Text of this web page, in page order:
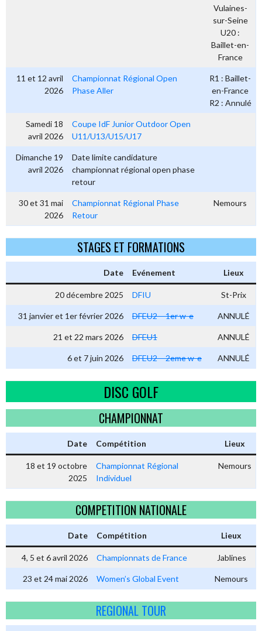
Vulaines-
sur-Seine
U20 :
Baillet-en-
France
11 et 12 avril
2026
Championnat Régional Open
Phase Aller
R1 : Baillet-
en-France
R2 : Annulé
Samedi 18
avril 2026
Coupe IdF Junior Outdoor Open
U11/U13/U15/U17
Dimanche 19
avril 2026
Date limite candidature
championnat régional open phase
retour
30 et 31 mai
2026
Championnat Régional Phase
Retour
Nemours
STAGES ET FORMATIONS
Date Evénement Lieux
20 décembre 2025 DFIU St-Prix
31 janvier et 1er février 2026 DFEU2 – 1er w-e ANNULÉ
21 et 22 mars 2026 DFEU1 ANNULÉ
6 et 7 juin 2026 DFEU2 – 2eme w-e ANNULÉ
DISC GOLF
CHAMPIONNAT
Date Compétition Lieux
18 et 19 octobre
2025
Championnat Régional
Individuel
Nemours
COMPETITION NATIONALE
Date Compétition Lieux
4, 5 et 6 avril 2026 Championnats de France Jablines
23 et 24 mai 2026 Women’s Global Event Nemours
REGIONAL TOUR